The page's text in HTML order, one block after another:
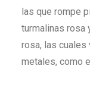
las que rompe
turmalinas rosa
rosa, las cuales
metales, como